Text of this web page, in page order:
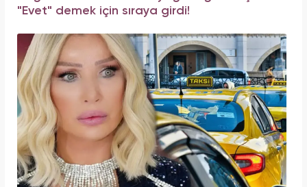
"Evet" demek için sıraya girdi!